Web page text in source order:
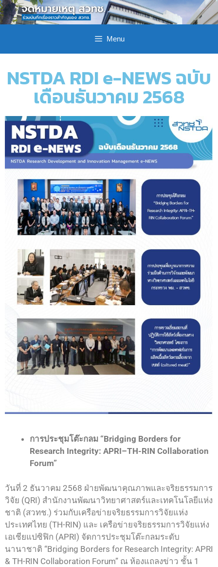
Menu
NSTDA RDI e-NEWS ฉบับ
เดือนธันวาคม 2568
การประชุมโต๊ะกลม “Bridging Borders for
Research Integrity: APRI–TH-RIN Collaboration
Forum”
วันที่ 2 ธันวาคม 2568 ฝ่ายพัฒนาคุณภาพและจริยธรรมการ
วิจัย (QRI) สำนักงานพัฒนาวิทยาศาสตร์และเทคโนโลยีแห่ง
ชาติ (สวทช.) ร่วมกับเครือข่ายจริยธรรมการวิจัยแห่ง
ประเทศไทย (TH-RIN) และ เครือข่ายจริยธรรมการวิจัยแห่ง
เอเชียแปซิฟิก (APRI) จัดการประชุมโต๊ะกลมระดับ
นานาชาติ “Bridging Borders for Research Integrity: APRI
& TH-RIN Collaboration Forum” ณ ห้องแถลงข่าว ชั้น 1